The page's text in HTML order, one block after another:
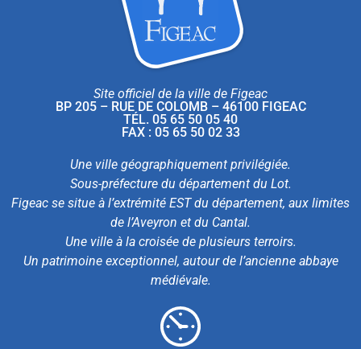
Site officiel de la ville de Figeac
BP 205 – RUE DE COLOMB – 46100 FIGEAC
TÉL. 05 65 50 05 40
FAX : 05 65 50 02 33
Une ville géographiquement privilégiée.
Sous-préfecture du département du Lot.
Figeac se situe à l’extrémité EST du département, aux limites
de l’Aveyron et du Cantal.
Une ville à la croisée de plusieurs terroirs.
Un patrimoine exceptionnel, autour de l’ancienne abbaye
médiévale.